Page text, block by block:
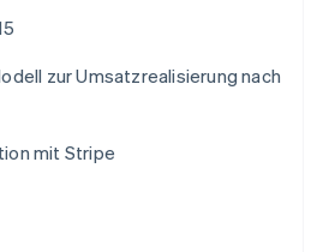
zur Umsatzrealisierung nach
mit Stripe